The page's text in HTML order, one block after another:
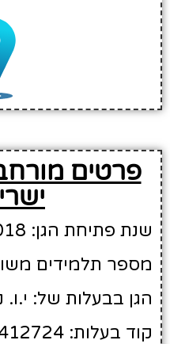
פרטים
שנת פתיחת הגן: 2018
מספר תלמידים משוער: 31
הגן בבעלות של:
קוד בעלות: 2412724